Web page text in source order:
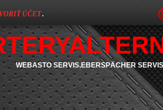
ÚČET.
WEBASTO SERVIS,EBERSPÄCHER